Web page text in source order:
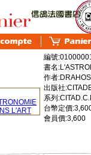
編號
書名
作者
出版社
系列
台幣定價
會員價:3,600